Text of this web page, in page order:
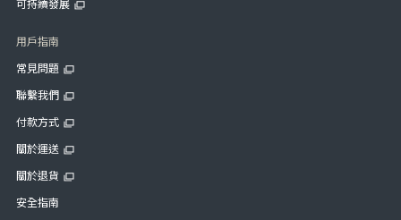
可持續發展
用戶指南
常見問題
聯繫我們
付款方式
關於運送
關於退貨
安全指南